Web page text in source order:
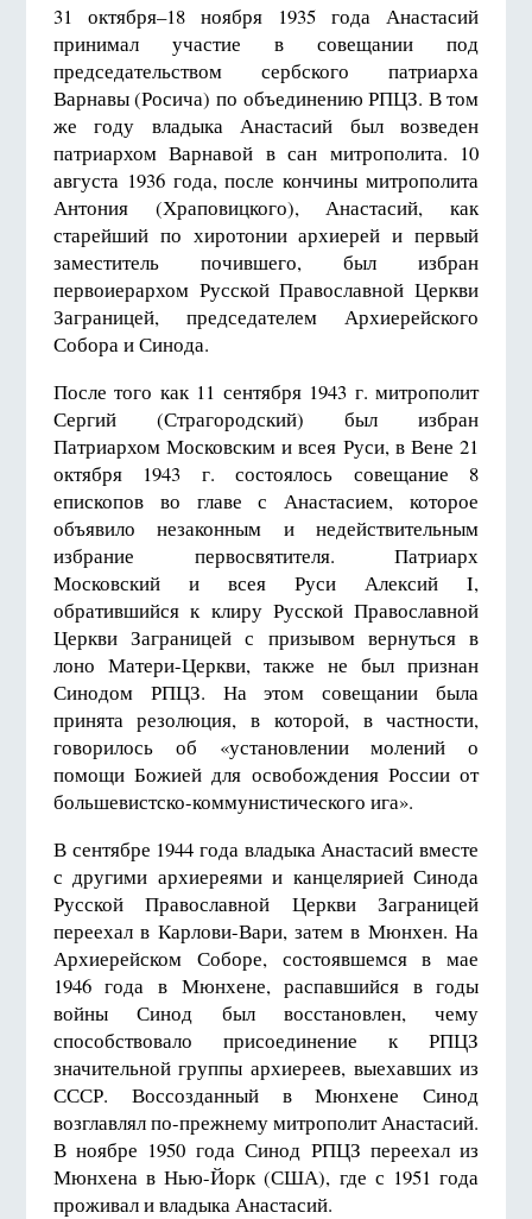
31 октября–18ноября 1935 года Анастасий
принимал участие в совещании под
председательством сербского патриарха
Варнавы (Росича) по объединению РПЦЗ. В том
же году владыка Анастасий был возведен
патриархом Варнавой в сан митрополита. 10
августа 1936 года, после кончины митрополита
Антония (Храповицкого), Анастасий, как
старейший по хиротонии архиерей и первый
заместитель почившего, был избран
первоиерархом Русской Православной Церкви
Заграницей, председателем Архиерейского
Собора и Синода.
После того как 11 сентября 1943 г. митрополит
Сергий (Страгородский) был избран
Патриархом Московским и всея Руси, в Вене21
октября 1943 г. состоялось совещание 8
епископов во главе с Анастасием, которое
объявило незаконным и недействительным
избрание первосвятителя. Патриарх
Московский и всея Руси Алексий I,
обратившийся к клиру Русской Православной
Церкви Заграницей с призывом вернуться в
лоно Матери-Церкви, также не был признан
Синодом РПЦЗ. На этом совещании была
принята резолюция, в которой, в частности,
говорилось об «установлении молений о
помощи Божией для освобождения России от
большевистско-коммунистического ига».
В сентябре 1944 года владыка Анастасий вместе
с другими архиереями и канцелярией Синода
Русской Православной Церкви Заграницей
переехал в Карлови-Вари, затем в Мюнхен. На
Архиерейском Соборе, состоявшемся в мае
1946 года в Мюнхене, распавшийся в годы
войны Синод был восстановлен, чему
способствовало присоединение к РПЦЗ
значительной группы архиереев, выехавших из
СССР. Воссозданный в Мюнхене Синод
возглавлял по-прежнему митрополит Анастасий.
В ноябре 1950 года Синод РПЦЗ переехал из
Мюнхена в Нью-Йорк (США), где с 1951 года
проживал и владыка Анастасий.